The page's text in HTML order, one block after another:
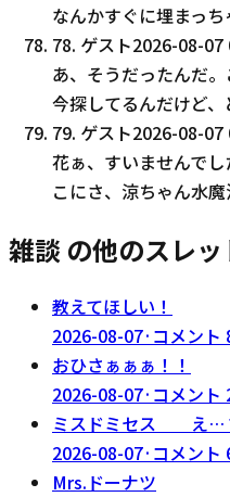
なんかすぐに埋まっち
78. ゲスト2026-08-07
あ、そうだったんだ
今探してるんだけど
79. ゲスト2026-08-07
花ぁ、すいませんで
こにさ、涼ちゃん水
雑談 の他のスレッ
教えてほしい！
2026-08-07· コメント
おひさぁぁぁ！！
2026-08-07· コメント
ミスドミセス え…
2026-08-07· コメント
Mrs.ドーナツ